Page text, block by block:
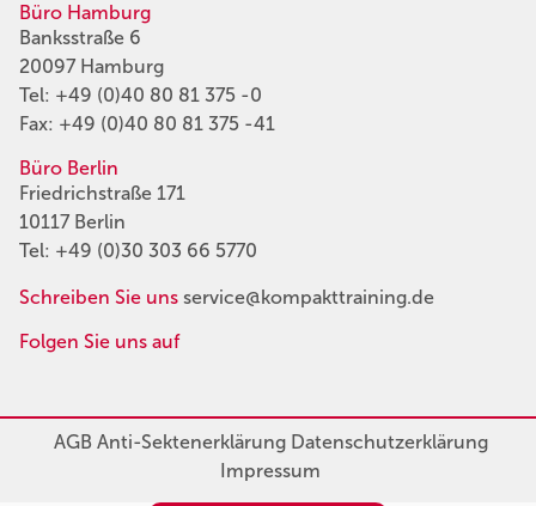
Büro Hamburg
Banksstraße 6
20097 Hamburg
Tel: +49 (0)40 80 81 375 -0
Fax: +49 (0)40 80 81 375 -41
Büro Berlin
Friedrichstraße 171
10117 Berlin
Tel: +49 (0)30 303 66 5770
Schreiben Sie uns service@kompakttraining.de
Folgen Sie uns auf
AGBAnti-SektenerklärungDatenschutzerklärung
Impressum